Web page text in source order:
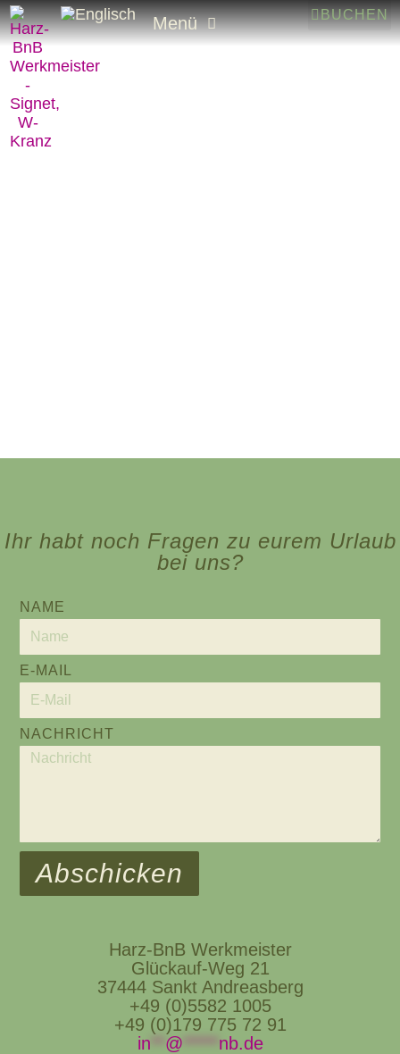
Menü BUCHEN
Ihr habt noch Fragen zu eurem Urlaub
bei uns?
NAME
E-MAIL
NACHRICHT
Abschicken
Harz-BnB Werkmeister
Glückauf-Weg 21
37444 Sankt Andreasberg
+49 (0)5582 1005
+49 (0)179 775 72 91
in ** @ ***** nb.de